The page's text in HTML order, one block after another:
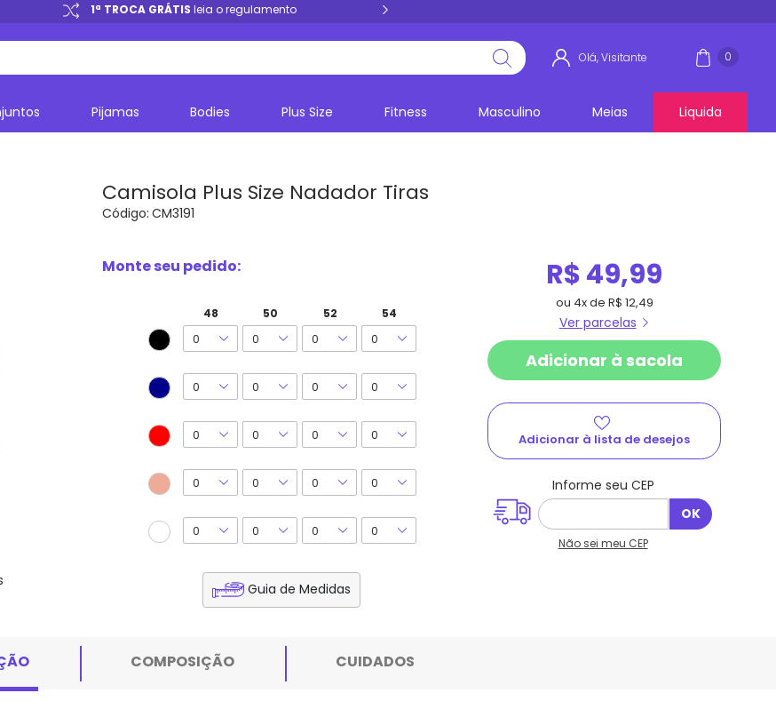
1ª TROCA GRÁTIS leia o regulamento
Olá, Visitante 0
Pijamas Bodies Plus Size Fitness Masculino Meias Liquida
Camisola Plus Size Nadador Tiras
Código: CM3191
Monte seu pedido:
48 50 52 54
Guia de Medidas
R$ 49,99
ou 4xde R$ 12,49
Ver parcelas
Não sei meu CEP
COMPOSIÇÃO CUIDADOS